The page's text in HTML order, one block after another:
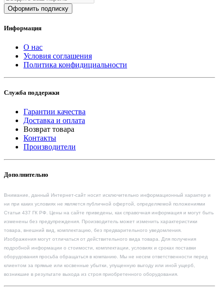
Оформить подписку
Информация
О нас
Условия соглашения
Политика конфидициальности
Служба поддержки
Гарантии качества
Доставка и оплата
Возврат товара
Контакты
Производители
Дополнительно
Внимание, данный Интернет-сайт носит исключительно информационный характер и
ни при каких условиях не является публичной офертой, определяемой положениями
Статьи 437 ГК РФ. Цены на сайте приведены, как справочная информация и могут быть
изменены без предупреждения. Производитель может изменить характеристики
товара, внешний вид, комплектацию, без предварительного уведомления.
Изображения могут отличаться от действительного вида товара. Для получения
подробной информации о стоимости, комплектации, условиях и сроках поставки
оборудования просьба обращаться в компанию. Мы не несем ответственности перед
клиентом за прямые или косвенные убытки, упущенную выгоду или иной ущерб,
возникшие в результате выхода из строя приобретенного оборудования.